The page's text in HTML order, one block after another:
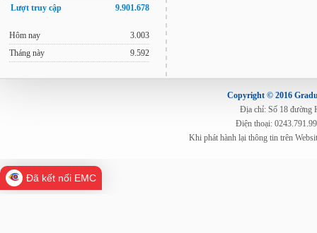
Lượt truy cập 9.901.678
Hôm nay
Tháng này
3.003
9.592
Copyright © 2016
Địa chỉ: Số 18 đường
Điện thoại:
Khi phát hành lại thông tin trên
Đã kết nối EMC